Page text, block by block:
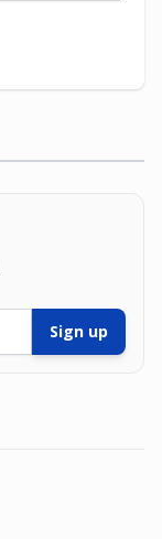
Sign up